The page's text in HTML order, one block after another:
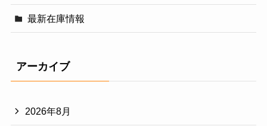
最新在庫情報
アーカイブ
2026年8月